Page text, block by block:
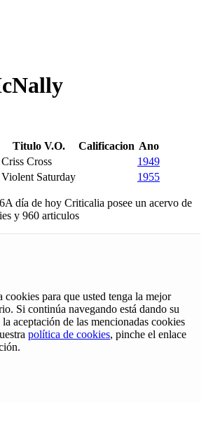
Titulo V.O. Calificacion Ano
Criss Cross
1949
Violent Saturday 1955
A día de hoy Criticalia posee un acervo de
y 960 articulos
para que usted tenga la mejor
Si continúa navegando está dando su
aceptación de las mencionadas cookies
política de cookies, pinche el enlace